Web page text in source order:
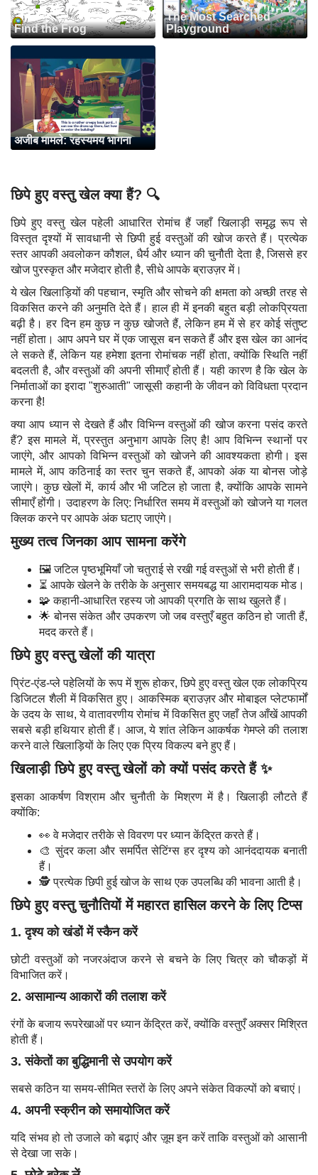
Find the Frog
The Most Searched
Playground
अजीब मामले: रहस्यमय भागना
छिपे हुए वस्तु खेल क्या हैं? 🔍
छिपे हुए वस्तु खेल पहेली आधारित रोमांच हैं जहाँ खिलाड़ी समृद्ध रूप से
विस्तृत दृश्यों में सावधानी से छिपी हुई वस्तुओं की खोज करते हैं। प्रत्येक
स्तर आपकी अवलोकन कौशल, धैर्य और ध्यान की चुनौती देता है, जिससे हर
खोज पुरस्कृत और मजेदार होती है, सीधे आपके ब्राउज़र में।
ये खेल खिलाड़ियों की पहचान, स्मृति और सोचने की क्षमता को अच्छी तरह से
विकसित करने की अनुमति देते हैं। हाल ही में इनकी बहुत बड़ी लोकप्रियता
बढ़ी है। हर दिन हम कुछ न कुछ खोजते हैं, लेकिन हम में से हर कोई संतुष्ट
नहीं होता। आप अपने घर में एक जासूस बन सकते हैं और इस खेल का आनंद
ले सकते हैं, लेकिन यह हमेशा इतना रोमांचक नहीं होता, क्योंकि स्थिति नहीं
बदलती है, और वस्तुओं की अपनी सीमाएँ होती हैं। यही कारण है कि खेल के
निर्माताओं का इरादा "शुरुआती" जासूसी कहानी के जीवन को विविधता प्रदान
करना है!
क्या आप ध्यान से देखते हैं और विभिन्न वस्तुओं की खोज करना पसंद करते
हैं? इस मामले में, प्रस्तुत अनुभाग आपके लिए है! आप विभिन्न स्थानों पर
जाएंगे, और आपको विभिन्न वस्तुओं को खोजने की आवश्यकता होगी। इस
मामले में, आप कठिनाई का स्तर चुन सकते हैं, आपको अंक या बोनस जोड़े
जाएंगे। कुछ खेलों में, कार्य और भी जटिल हो जाता है, क्योंकि आपके सामने
सीमाएँ होंगी। उदाहरण के लिए: निर्धारित समय में वस्तुओं को खोजने या गलत
क्लिक करने पर आपके अंक घटाए जाएंगे।
मुख्य तत्व जिनका आप सामना करेंगे
🖼️ जटिल पृष्ठभूमियाँ जो चतुराई से रखी गई वस्तुओं से भरी होती हैं।
⏳ आपके खेलने के तरीके के अनुसार समयबद्ध या आरामदायक मोड।
🧩 कहानी-आधारित रहस्य जो आपकी प्रगति के साथ खुलते हैं।
🌟 बोनस संकेत और उपकरण जो जब वस्तुएँ बहुत कठिन हो जाती हैं,
मदद करते हैं।
छिपे हुए वस्तु खेलों की यात्रा
प्रिंट-एंड-प्ले पहेलियों के रूप में शुरू होकर, छिपे हुए वस्तु खेल एक लोकप्रिय
डिजिटल शैली में विकसित हुए। आकस्मिक ब्राउज़र और मोबाइल प्लेटफार्मों
के उदय के साथ, ये वातावरणीय रोमांच में विकसित हुए जहाँ तेज आँखें आपकी
सबसे बड़ी हथियार होती हैं। आज, ये शांत लेकिन आकर्षक गेमप्ले की तलाश
करने वाले खिलाड़ियों के लिए एक प्रिय विकल्प बने हुए हैं।
खिलाड़ी छिपे हुए वस्तु खेलों को क्यों पसंद करते हैं ✨
इसका आकर्षण विश्राम और चुनौती के मिश्रण में है। खिलाड़ी लौटते हैं
क्योंकि:
👀 वे मजेदार तरीके से विवरण पर ध्यान केंद्रित करते हैं।
🎨 सुंदर कला और समर्पित सेटिंग्स हर दृश्य को आनंददायक बनाती
हैं।
🕵️ प्रत्येक छिपी हुई खोज के साथ एक उपलब्धि की भावना आती है।
छिपे हुए वस्तु चुनौतियों में महारत हासिल करने के लिए टिप्स
1. दृश्य को खंडों में स्कैन करें
छोटी वस्तुओं को नजरअंदाज करने से बचने के लिए चित्र को चौकड़ों में
विभाजित करें।
2. असामान्य आकारों की तलाश करें
रंगों के बजाय रूपरेखाओं पर ध्यान केंद्रित करें, क्योंकि वस्तुएँ अक्सर मिश्रित
होती हैं।
3. संकेतों का बुद्धिमानी से उपयोग करें
सबसे कठिन या समय-सीमित स्तरों के लिए अपने संकेत विकल्पों को बचाएं।
4. अपनी स्क्रीन को समायोजित करें
यदि संभव हो तो उजाले को बढ़ाएं और ज़ूम इन करें ताकि वस्तुओं को आसानी
से देखा जा सके।